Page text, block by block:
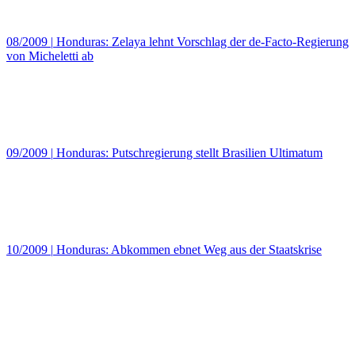
08/2009 | Honduras: Zelaya lehnt Vorschlag der de-Facto-Regierung
von Micheletti ab
09/2009 | Honduras: Putschregierung stellt Brasilien Ultimatum
10/2009 | Honduras: Abkommen ebnet Weg aus der Staatskrise